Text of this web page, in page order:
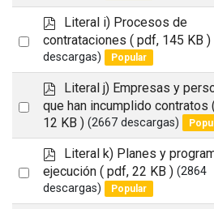
item
Select
p
d
f
Literal i) Procesos de
contrataciones ( pdf, 145 KB )
descargas)
Popular
Select
p
d
f
Literal j) Empresas y
que han incumplido contratos
12 KB ) (2667 descargas)
Select
p
d
f
Literal k) Planes y
ejecución ( pdf, 22 KB ) (2864
descargas)
Popular